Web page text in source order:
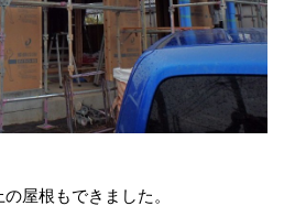
屋根もできました。